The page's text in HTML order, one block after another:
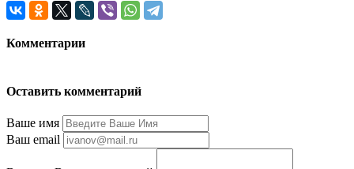
Комментарии
Оставить комментарий
Ваше имя
Ваш email